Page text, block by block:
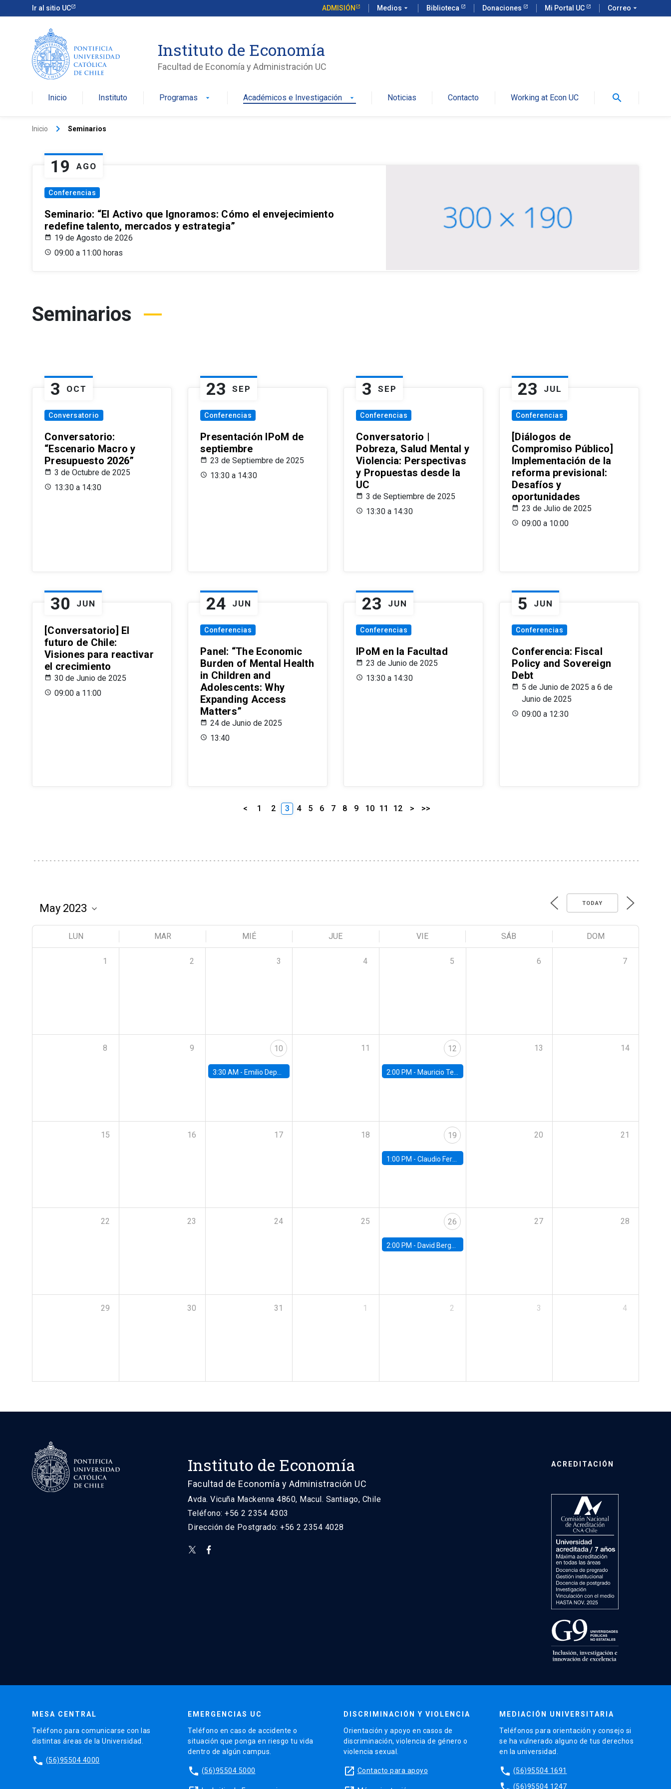
Ir al sitio UC ADMISIÓN Medios arrow_drop_down Biblioteca Donaciones Mi Portal UC Correo arrow_drop_down
Instituto de Economía
Facultad de Economía y Administración UC
Inicio Instituto Programas arrow_drop_down Académicos e Investigación arrow_drop_down Noticias Contacto Working at Econ UC search
Inicio keyboard_arrow_right Seminarios
19 AGO
Conferencias
Seminario: “El Activo que Ignoramos: Cómo el envejecimiento
redefine talento, mercados y estrategia”
19 de Agosto de 2026
09:00 a 11:00 horas
Seminarios
3 OCT
Conversatorio
Conversatorio:
“Escenario Macro y
Presupuesto 2026”
3 de Octubre de 2025
13:30 a 14:30
23 SEP
Conferencias
Presentación IPoM de
septiembre
23 de Septiembre de 2025
13:30 a 14:30
3 SEP
Conferencias
Conversatorio |
Pobreza, Salud Mental y
Violencia: Perspectivas
y Propuestas desde la
UC
3 de Septiembre de 2025
13:30 a 14:30
23 JUL
Conferencias
[Diálogos de
Compromiso Público]
Implementación de la
reforma previsional:
Desafíos y
oportunidades
23 de Julio de 2025
09:00 a 10:00
30 JUN
[Conversatorio] El
futuro de Chile:
Visiones para reactivar
el crecimiento
30 de Junio de 2025
09:00 a 11:00
24 JUN
Conferencias
Panel: “The Economic
Burden of Mental Health
in Children and
Adolescents: Why
Expanding Access
Matters”
24 de Junio de 2025
13:40
23 JUN
Conferencias
IPoM en la Facultad
23 de Junio de 2025
13:30 a 14:30
5 JUN
Conferencias
Conferencia: Fiscal
Policy and Sovereign
Debt
5 de Junio de 2025 a 6 de
Junio de 2025
09:00 a 12:30
< 1 2 3 4 5 6 7 8 9 10 11 12 > >>
TODAY
LUN MAR MIÉ JUE VIE SÁB DOM
1 2 3 4 5 6 7
8 9 10
3:30 AM - Emilio Depetris-Chauvín, Universidad Católica
11 12
2:00 PM - Mauricio Tejada, UDP
13 14
15 16 17 18 19
1:00 PM - Claudio Ferraz, British Columbia
20 21
22 23 24 25 26
2:00 PM - David Berger, Duke
27 28
29 30 31 1 2 3 4
Instituto de Economía
Facultad de Economía y Administración UC
Avda. Vicuña Mackenna 4860, Macul. Santiago, Chile
Teléfono: +56 2 2354 4303
Dirección de Postgrado: +56 2 2354 4028
ACREDITACIÓN
MESA CENTRAL
Teléfono para comunicarse con las
distintas áreas de la Universidad.
phone (56)95504 4000
EMERGENCIAS UC
Teléfono en caso de accidente o
situación que ponga en riesgo tu vida
dentro de algún campus.
phone (56)95504 5000
DISCRIMINACIÓN Y VIOLENCIA
Orientación y apoyo en casos de
discriminación, violencia de género o
violencia sexual.
launch Contacto para apoyo
MEDIACIÓN UNIVERSITARIA
Teléfonos para orientación y consejo si
se ha vulnerado alguno de tus derechos
en la universidad.
phone (56)95504 1691
(56)95504 1247